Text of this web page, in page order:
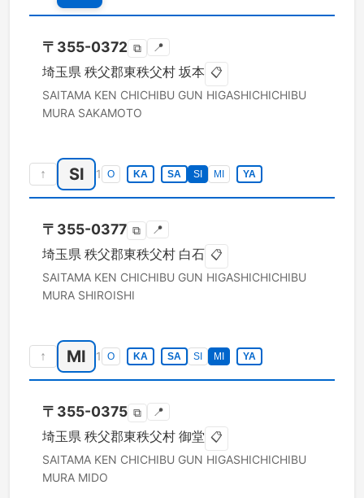
〒 355-0372 ⧉ 📍
埼玉県 秩父郡東秩父村 坂本 📋
SAITAMA KEN CHICHIBU GUN HIGASHICHICHIBU
MURA SAKAMOTO
↑ SI 1 O KA SA SI MI YA
〒 355-0377 ⧉ 📍
埼玉県 秩父郡東秩父村 白石 📋
SAITAMA KEN CHICHIBU GUN HIGASHICHICHIBU
MURA SHIROISHI
↑ MI 1 O KA SA SI MI YA
〒 355-0375 ⧉ 📍
埼玉県 秩父郡東秩父村 御堂 📋
SAITAMA KEN CHICHIBU GUN HIGASHICHICHIBU
MURA MIDO